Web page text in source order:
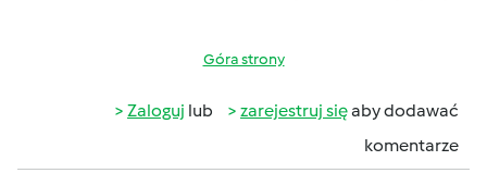
Góra strony
Zaloguj lub zarejestruj sięaby dodawać
komentarze